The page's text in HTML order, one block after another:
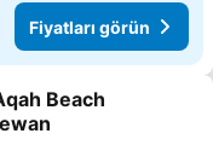
Fiyatları görün
ekle
Beach